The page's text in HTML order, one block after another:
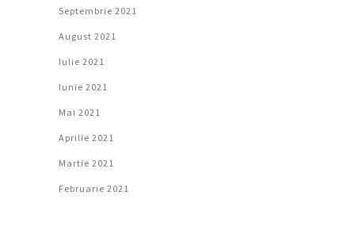
Septembrie 2021
August 2021
Iulie 2021
Iunie 2021
Mai 2021
Aprilie 2021
Martie 2021
Februarie 2021